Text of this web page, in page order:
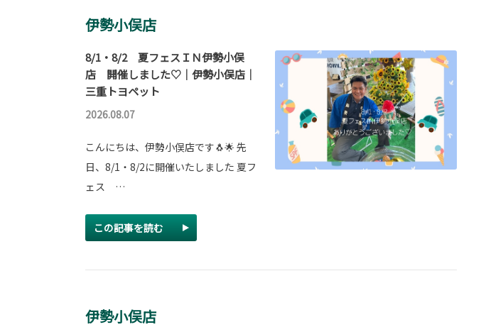
伊勢小俣店
8/1・8/2 夏フェスＩＮ伊勢小俣
店 開催しました♡｜伊勢小俣店｜
三重トヨペット
2026.08.07
こんにちは、伊勢小俣店です🐧🌟 先
日、8/1・8/2に開催いたしました 夏フ
ェス …
この記事を読む
伊勢小俣店